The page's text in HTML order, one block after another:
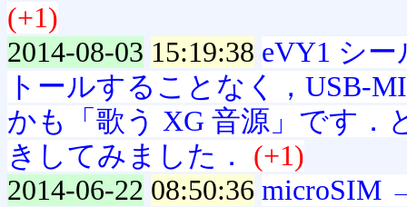
(+1)
2014-08-03 15:19:38 eVY1 シ
トールすることなく，USB-
かも「歌う XG 音源」です．
きしてみました．
(+1)
2014-06-22 08:50:36 microSIM